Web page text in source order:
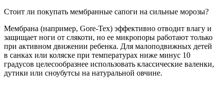
Стоит ли покупать мембранные сапоги на сильные морозы?
Мембрана (например, Gore-Tex) эффективно отводит влагу и
защищает ноги от слякоти, но ее микропоры работают только
при активном движении ребенка. Для малоподвижных детей
в санках или коляске при температурах ниже минус 10
градусов целесообразнее использовать классические валенки,
дутики или сноубутсы на натуральной овчине.